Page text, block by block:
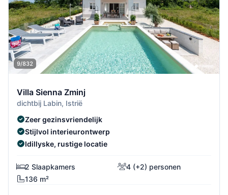
9/832
Villa Sienna Zminj
dichtbij Labin, Istrië
Zeer gezinsvriendelijk
Stijlvol interieurontwerp
Idillyske, rustige locatie
2 Slaapkamers
4 (+2) personen
136 m²